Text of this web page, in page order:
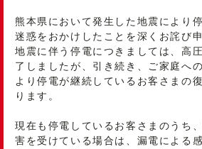
熊本県において発生した地震により
迷惑をおかけしたことを深くお詫び
地震に伴う停電につきましては、高
了しましたが、引き続き、ご家庭へ
より停電が継続しているお客さまの
ります。
現在も停電しているお客さまのうち
害を受けている場合は、漏電による